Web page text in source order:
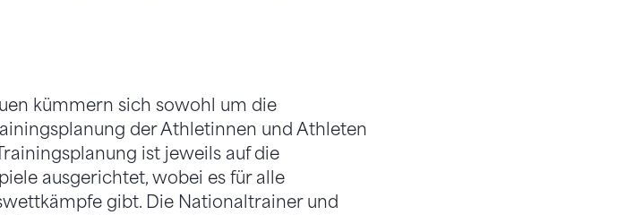
kümmern sich sowohl um die
der Athletinnen und Athleten
ist jeweils auf die
ausgerichtet, wobei es für alle
gibt. Die Nationaltrainer und